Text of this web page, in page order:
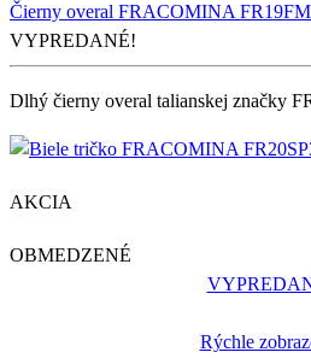
Čierny overal FRACOMINA
VYPREDANÉ!
Dlhý čierny overal talianskej značky
AKCIA
OBMEDZENÉ
Rýchle